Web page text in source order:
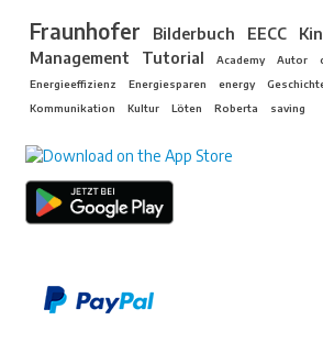
Fraunhofer Bilderbuch EECC
Management
Tutorial Academy Autor
Energieeffizienz
Energiesparen energy
Kommunikation
Kultur Löten Roberta saving